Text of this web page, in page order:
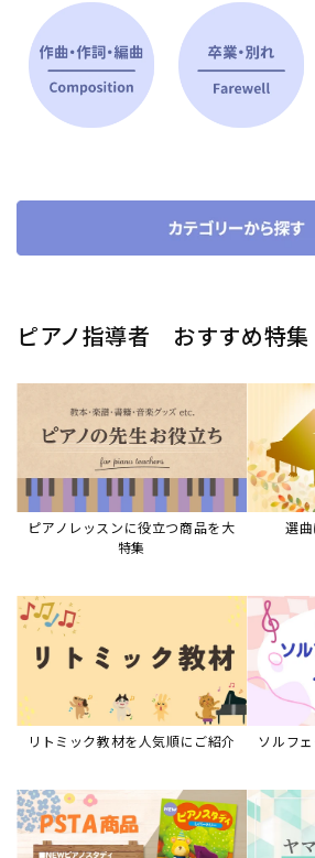
ピアノ指導者 おすすめ特集
ピアノレッスンに役立つ商品を大
特集
選
リトミック教材を人気順にご紹介 ソルフ